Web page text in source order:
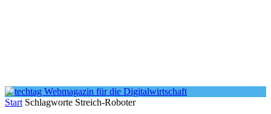
Start Schlagworte Streich-Roboter